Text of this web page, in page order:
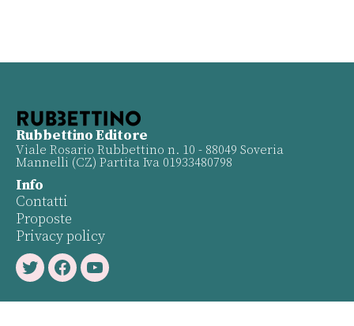
Rubbettino Editore
Viale Rosario Rubbettino n. 10 - 88049 Soveria
Mannelli (CZ) Partita Iva 01933480798
Info
Contatti
Proposte
Privacy policy
TwitterFacebookYoutube